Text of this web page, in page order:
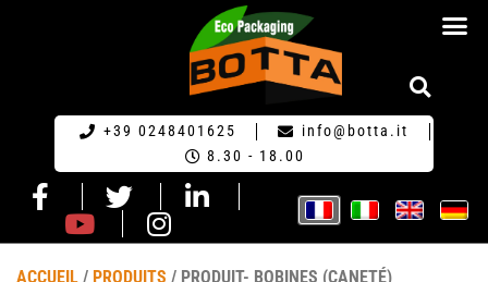
+39 0248401625
info@botta.it
8.30 - 18.00
ACCUEIL / PRODUITS / PRODUIT- BOBINES (CANETÉ)